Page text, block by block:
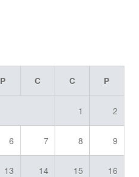
P C C P
1 2
6 7 8 9
13 14 15 16